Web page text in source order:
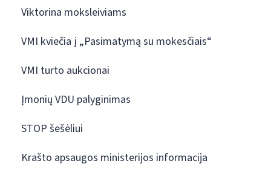
Viktorina moksleiviams
VMI kviečia į „Pasimatymą su mokesčiais“
VMI turto aukcionai
Įmonių VDU palyginimas
STOP šešėliui
Krašto apsaugos ministerijos informacija